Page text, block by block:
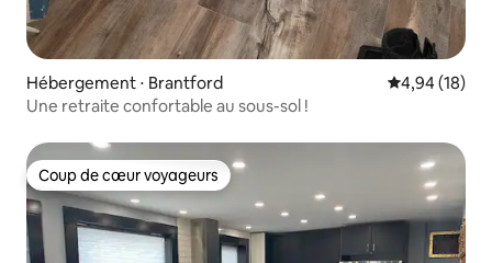
Hébergement ⋅ Brantford Évaluation
4,94 (18)
Une retraite confortable au sous-sol !
Coup de cœur voyageurs
Coup de cœur voyageurs